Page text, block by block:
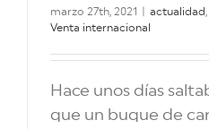
marzo 27th, 2021 actualidad
Venta internacional
Hace unos días
que un buque de